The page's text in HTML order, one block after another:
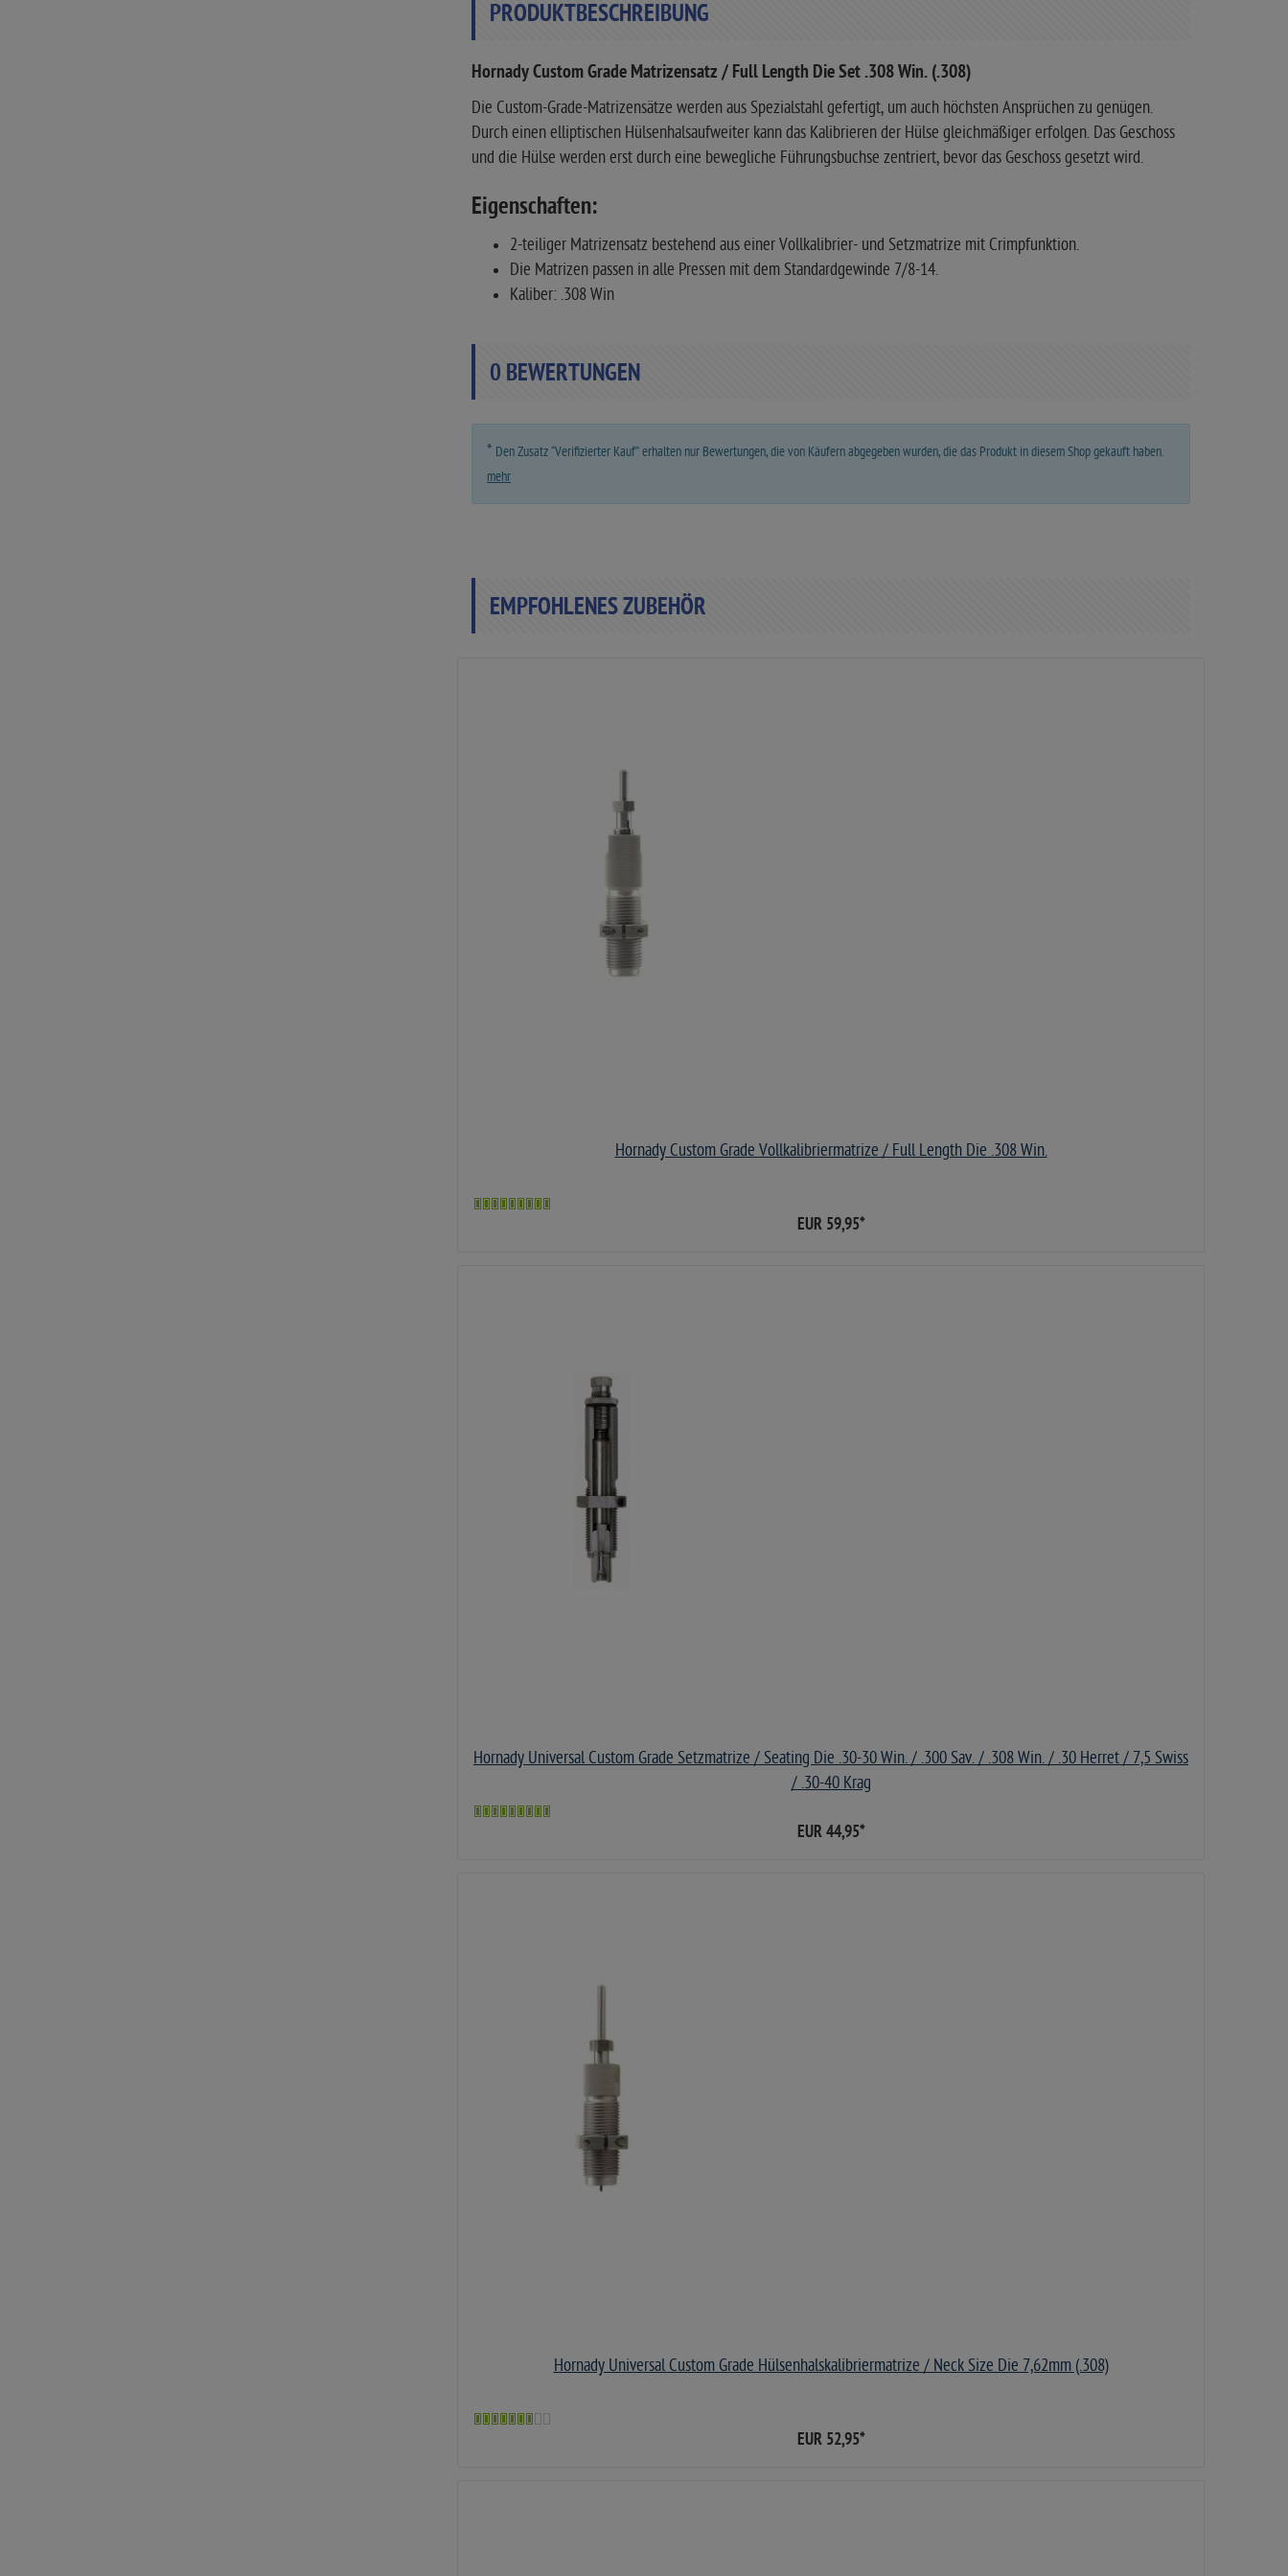
PRODUKTBESCHREIBUNG
Hornady Custom Grade Matrizensatz / Full Length Die Set .308 Win. (.308)
Die Custom-Grade-Matrizensätze werden aus Spezialstahl gefertigt, um auch höchsten Ansprüchen zu genügen.
Durch einen elliptischen Hülsenhalsaufweiter kann das Kalibrieren der Hülse gleichmäßiger erfolgen. Das Geschoss
und die Hülse werden erst durch eine bewegliche Führungsbuchse zentriert, bevor das Geschoss gesetzt wird.
Eigenschaften:
2-teiliger Matrizensatz bestehend aus einer Vollkalibrier- und Setzmatrize mit Crimpfunktion.
Die Matrizen passen in alle Pressen mit dem Standardgewinde 7/8-14.
Kaliber: .308 Win
0 BEWERTUNGEN
* Den Zusatz “Verifizierter Kauf” erhalten nur Bewertungen, die von Käufern abgegeben wurden, die das Produkt in diesem Shop gekauft haben.
mehr
EMPFOHLENES ZUBEHÖR
Hornady Custom Grade Vollkalibriermatrize / Full Length Die .308 Win.
EUR 59,95*
Hornady Universal Custom Grade Setzmatrize / Seating Die .30-30 Win. / .300 Sav. / .308 Win. / .30 Herret / 7,5 Swiss
/ .30-40 Krag
EUR 44,95*
Hornady Universal Custom Grade Hülsenhalskalibriermatrize / Neck Size Die 7,62mm (.308)
EUR 52,95*